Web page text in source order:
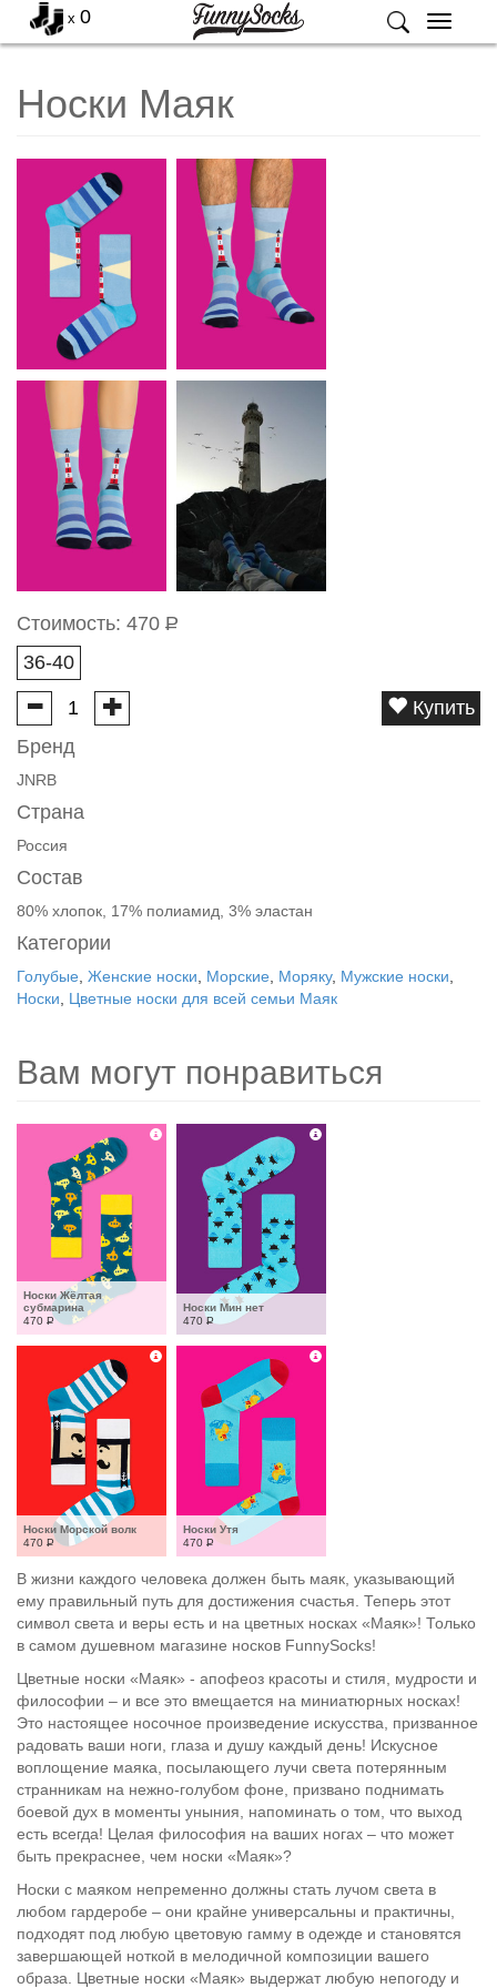
Меню
x 0
Носки Маяк
Стоимость: 470 Р
36-40
Купить
Бренд
JNRB
Страна
Россия
Состав
80% хлопок, 17% полиамид, 3% эластан
Категории
Голубые Женские носки Морские Моряку, Мужские носки
Носки
Цветные носки для всей семьи Маяк
Вам могут понравиться
Носки Жёлтая
субмарина
470 Р
Носки Мин нет
470 Р
Носки Морской волк
470 Р
Носки Утя
470 Р
В жизни каждого человека должен быть маяк, указывающий
ему правильный путь для достижения счастья. Теперь этот
символ света и веры есть и на цветных носках «Маяк»! Только
в самом душевном магазине носков FunnySocks!
Цветные носки «Маяк» - апофеоз красоты и стиля, мудрости и
философии – и все это вмещается на миниатюрных носках!
Это настоящее носочное произведение искусства, призванное
радовать ваши ноги, глаза и душу каждый день! Искусное
воплощение маяка, посылающего лучи света потерянным
странникам на нежно-голубом фоне, призвано поднимать
боевой дух в моменты уныния, напоминать о том, что выход
есть всегда! Целая философия на ваших ногах – что может
быть прекраснее, чем носки «Маяк»?
Носки с маяком непременно должны стать лучом света в
любом гардеробе – они крайне универсальны и практичны,
подходят под любую цветовую гамму в одежде и становятся
завершающей ноткой в мелодичной композиции вашего
образа. Цветные носки «Маяк» выдержат любую непогоду и